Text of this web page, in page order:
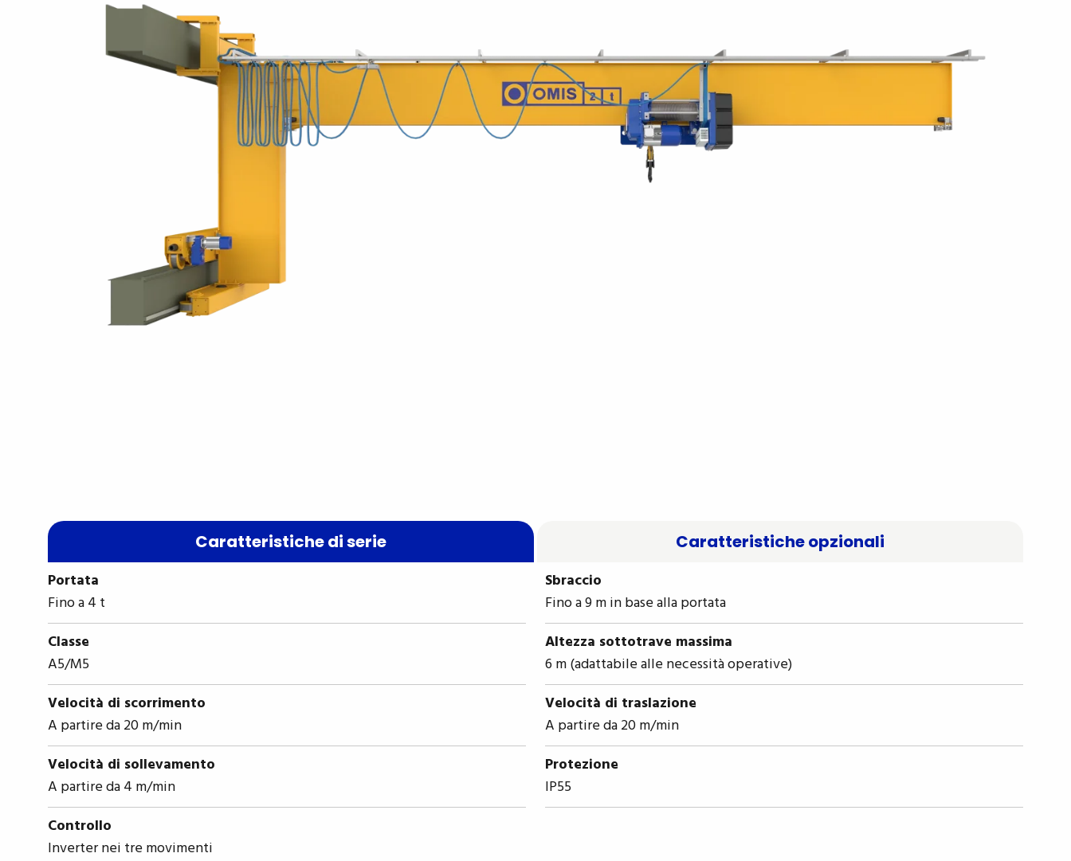
Caratteristiche di serie Caratteristiche opzionali
Portata
Fino a 4 t
Sbraccio
Fino a 9 m in base alla portata
Classe
A5/M5
Altezza sottotrave massima
6 m (adattabile alle necessità operative)
Velocità di scorrimento
A partire da 20 m/min
Velocità di traslazione
A partire da 20 m/min
Velocità di sollevamento
A partire da 4 m/min
Protezione
IP55
Controllo
Inverter nei tre movimenti